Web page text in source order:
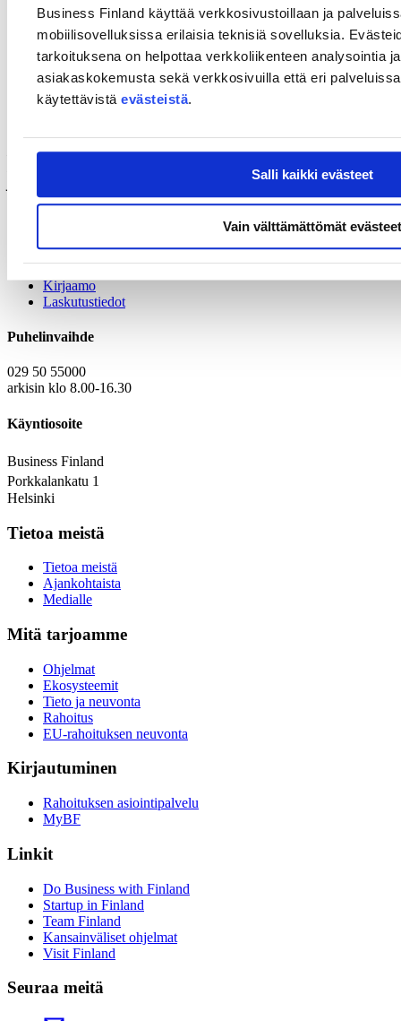
Business Finland käyttää verkkosivustoillaan ja
mobiilisovelluksissa erilaisia teknisiä sovelluksia.
tarkoituksena on helpottaa verkkoliikenteen analysointia
asiakaskokemusta sekä verkkosivuilla että eri
käytettävistä evästeistä.
Salli kaikki evästeet
Vain välttämättömät evästeet
Teams-tilaisuus on suomenkielinen ja maksuton, mutta edellyttää
ilmoittautumista. Voit samalla esittää omat ennakkokysymyksesi
puhujalle.
EUTI
EU:n tutkimus- ja innovaatio-ohjelmat EUTI on Business
Finlandissa toimiva EU:n puiteohjelmien kansallinen
yhteystoimisto. Tarjoamme julkisia, maksuttomia neuvontapalveluja
kaikille EU:n Horisontti Eurooppa -ohjelmasta kiinnostuneille.
Yhteystiedot
Kirjaamo
Laskutustiedot
Puhelinvaihde
029 50 55000
arkisin klo 8.00-16.30
Käyntiosoite
Business Finland
Porkkalankatu 1
Helsinki
Tietoa meistä
Tietoa meistä
Ajankohtaista
Medialle
Mitä tarjoamme
Ohjelmat
Ekosysteemit
Tieto ja neuvonta
Rahoitus
EU-rahoituksen neuvonta
Kirjautuminen
Rahoituksen asiointipalvelu
MyBF
Linkit
Do Business with Finland
Startup in Finland
Team Finland
Kansainväliset ohjelmat
Visit Finland
Seuraa meitä